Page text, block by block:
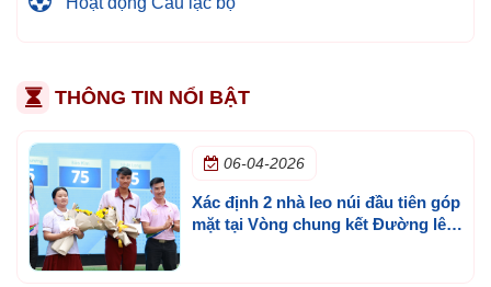
THÔNG TIN NỔI BẬT
06-04-2026
Xác định 2 nhà leo núi đầu tiên góp
mặt tại Vòng chung kết Đường lên